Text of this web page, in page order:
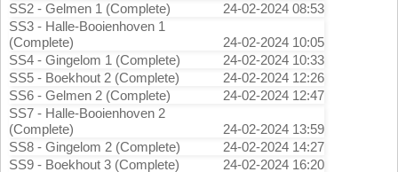
SS2 - Gelmen 1 (Complete)
24-02-2024 08:53
SS3 - Halle-Booienhoven 1
(Complete)
24-02-2024 10:05
SS4 - Gingelom 1 (Complete)
24-02-2024 10:33
SS5 - Boekhout 2 (Complete)
24-02-2024 12:26
SS6 - Gelmen 2 (Complete)
24-02-2024 12:47
SS7 - Halle-Booienhoven 2
(Complete)
24-02-2024 13:59
SS8 - Gingelom 2 (Complete)
24-02-2024 14:27
SS9 - Boekhout 3 (Complete)
24-02-2024 16:20